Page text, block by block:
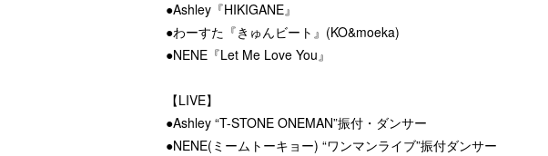
●Ashley『HIKIGANE』
●わーすた『きゅんビート』(KO&moeka)
●NENE『Let Me Love You』
【LIVE】
●Ashley “T-STONE ONEMAN”振付・ダンサー
●NENE(ミームトーキョー) “ワンマンライブ”振付ダンサー